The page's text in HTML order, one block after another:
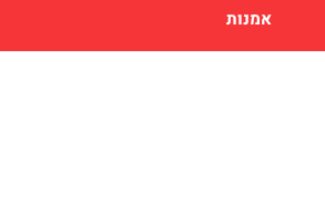
אמנות